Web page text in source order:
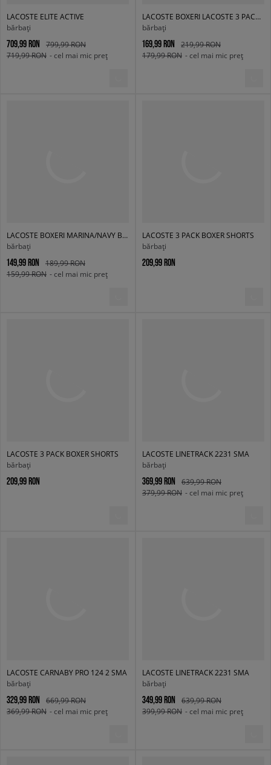
LACOSTE ELITE ACTIVE
bărbați
709,99 RON
799,99 RON
719,99 RON - cel mai mic preț
LACOSTE BOXERI LACOSTE 3 PACK BOXER SHORTS
bărbați
169,99 RON
219,99 RON
179,99 RON - cel mai mic preț
LACOSTE BOXERI MARINA/NAVY BLUE-SILVER C
bărbați
149,99 RON
189,99 RON
159,99 RON - cel mai mic preț
LACOSTE 3 PACK BOXER SHORTS
bărbați
209,99 RON
LACOSTE 3 PACK BOXER SHORTS
bărbați
209,99 RON
LACOSTE LINETRACK 2231 SMA
bărbați
369,99 RON
639,99 RON
379,99 RON - cel mai mic preț
LACOSTE CARNABY PRO 124 2 SMA
bărbați
329,99 RON
669,99 RON
369,99 RON - cel mai mic preț
LACOSTE LINETRACK 2231 SMA
bărbați
349,99 RON
639,99 RON
399,99 RON - cel mai mic preț